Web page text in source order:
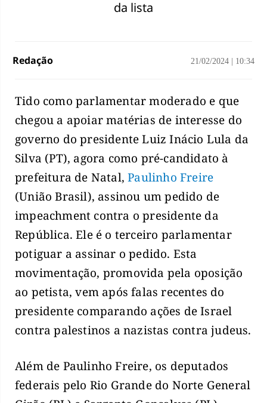
da lista
Redação 21/02/2024 10:34
Tido como parlamentar moderado e que
chegou a apoiar matérias de interesse do
governo do presidente Luiz Inácio Lula da
Silva (PT), agora como pré-candidato à
prefeitura de Natal,Paulinho Freire
(União Brasil), assinou um pedido de
impeachment contra o presidente da
República. Ele é o terceiro parlamentar
potiguar a assinar o pedido. Esta
movimentação, promovida pela oposição
ao petista, vem após falas recentes do
presidente comparando ações de Israel
contra palestinos a nazistas contra judeus.
Além de Paulinho Freire, os deputados
federais pelo Rio Grande do Norte General